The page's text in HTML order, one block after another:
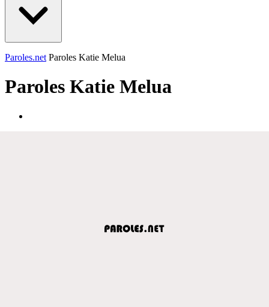
Paroles.net Paroles Katie Melua
Paroles Katie Melua